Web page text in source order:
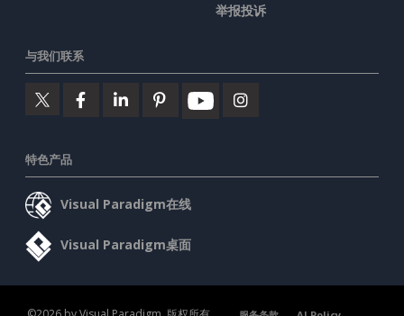
举报投诉
与我们联系
特色产品
Visual Paradigm在线
Visual Paradigm桌面